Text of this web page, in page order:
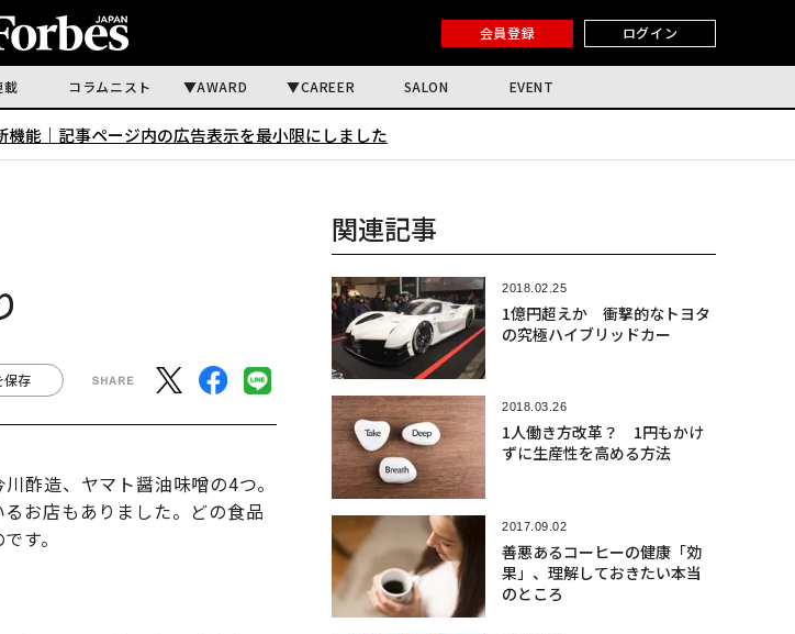
会員登録 ログイン
載 コラムニスト AWARD CAREER SALON EVENT
機能｜ 記事ページ内の広告表示を最小限にしました
保存
酢造、ヤマト醤油味噌の4つ。
お店もありました。どの食品
す。
関連記事
2018.02.25
1億円超えか 衝撃的なトヨタ
の究極ハイブリッドカー
2018.03.26
1人働き方改革？ 1円もかけ
ずに生産性を高める方法
2017.09.02
善悪あるコーヒーの健康「効
果」、理解しておきたい本当
のところ